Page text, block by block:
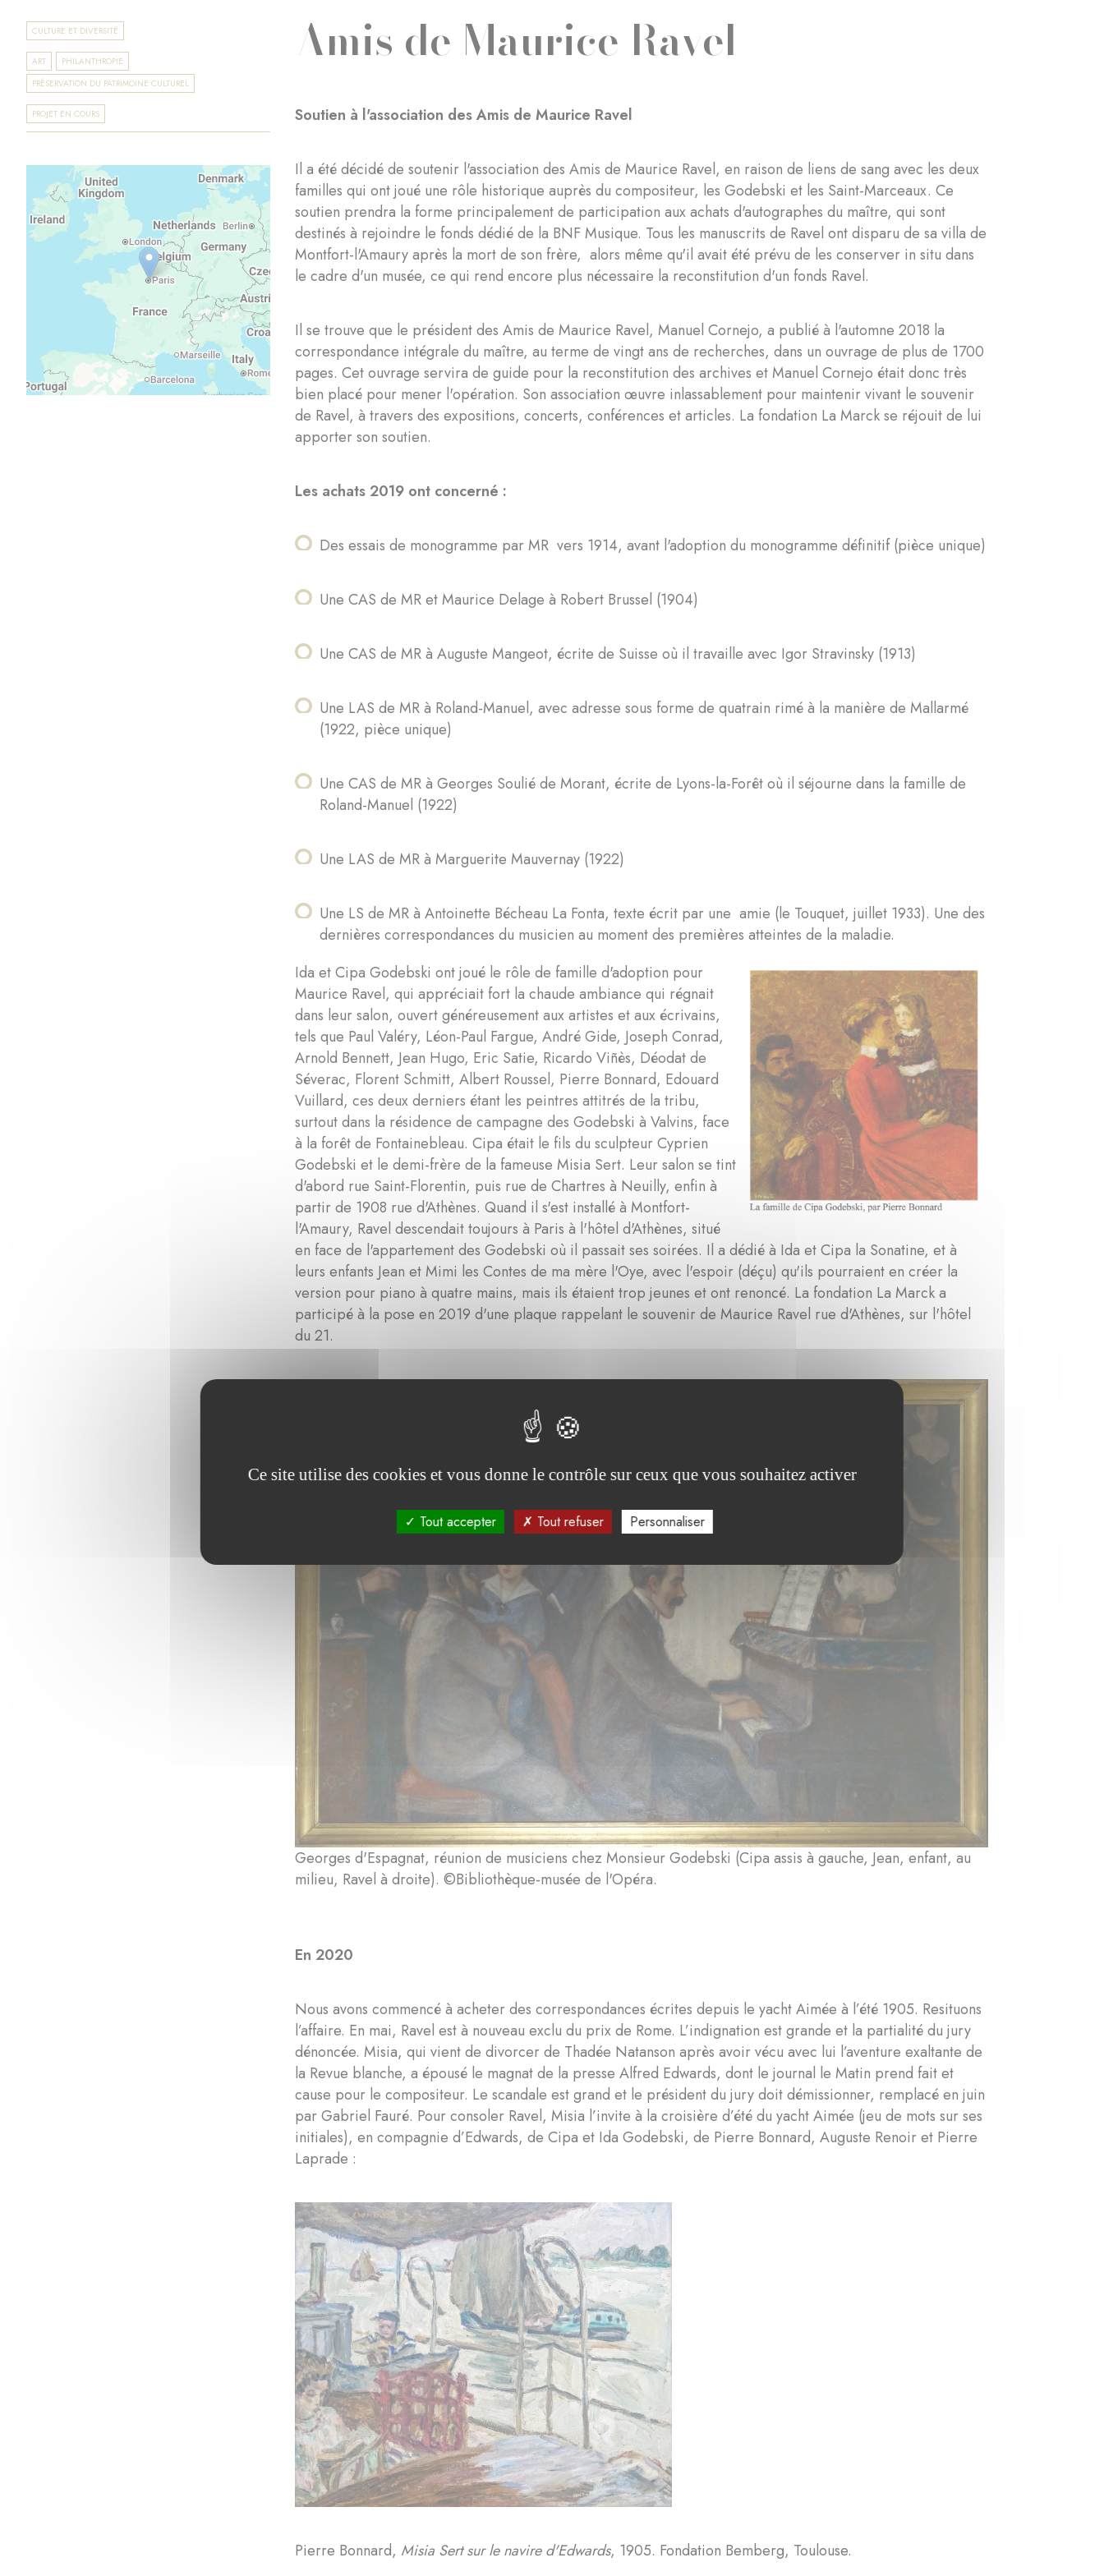
CULTURE ET DIVERSITÉ
ART
PHILANTHROPIE
PRÉSERVATION DU PATRIMOINE CULTUREL
PROJET EN COURS
Amis de Maurice Ravel
Soutien à l'association des Amis de Maurice Ravel
Il a été décidé de soutenir l'association des Amis de Maurice Ravel, en raison de liens de sang avec les deux
familles qui ont joué une rôle historique auprès du compositeur, les Godebski et les Saint-Marceaux. Ce
soutien prendra la forme principalement de participation aux achats d'autographes du maître, qui sont
destinés à rejoindre le fonds dédié de la BNF Musique. Tous les manuscrits de Ravel ont disparu de sa villa de
Montfort-l'Amaury après la mort de son frère, alors même qu'il avait été prévu de les conserver in situ dans
le cadre d'un musée, ce qui rend encore plus nécessaire la reconstitution d'un fonds Ravel.
Il se trouve que le président des Amis de Maurice Ravel, Manuel Cornejo, a publié à l'automne 2018 la
correspondance intégrale du maître, au terme de vingt ans de recherches, dans un ouvrage de plus de 1700
pages. Cet ouvrage servira de guide pour la reconstitution des archives et Manuel Cornejo était donc très
bien placé pour mener l'opération. Son association œuvre inlassablement pour maintenir vivant le souvenir
de Ravel, à travers des expositions, concerts, conférences et articles. La fondation La Marck se réjouit de lui
apporter son soutien.
Les achats 2019 ont concerné :
Des essais de monogramme par MR vers 1914, avant l'adoption du monogramme définitif (pièce unique)
Une CAS de MR et Maurice Delage à Robert Brussel (1904)
Une CAS de MR à Auguste Mangeot, écrite de Suisse où il travaille avec Igor Stravinsky (1913)
Une LAS de MR à Roland-Manuel, avec adresse sous forme de quatrain rimé à la manière de Mallarmé
(1922, pièce unique)
Une CAS de MR à Georges Soulié de Morant, écrite de Lyons-la-Forêt où il séjourne dans la famille de
Roland-Manuel (1922)
Une LAS de MR à Marguerite Mauvernay (1922)
Une LS de MR à Antoinette Bécheau La Fonta, texte écrit par une amie (le Touquet, juillet 1933). Une des
dernières correspondances du musicien au moment des premières atteintes de la maladie.
Ida et Cipa Godebski ont joué le rôle de famille d'adoption pour
Maurice Ravel, qui appréciait fort la chaude ambiance qui régnait
dans leur salon, ouvert généreusement aux artistes et aux écrivains,
tels que Paul Valéry, Léon-Paul Fargue, André Gide, Joseph Conrad,
Arnold Bennett, Jean Hugo, Eric Satie, Ricardo Viñès, Déodat de
Séverac, Florent Schmitt, Albert Roussel, Pierre Bonnard, Edouard
Vuillard, ces deux derniers étant les peintres attitrés de la tribu,
surtout dans la résidence de campagne des Godebski à Valvins, face
à la forêt de Fontainebleau. Cipa était le fils du sculpteur Cyprien
Godebski et le demi-frère de la fameuse Misia Sert. Leur salon se tint
d'abord rue Saint-Florentin, puis rue de Chartres à Neuilly, enfin à
partir de 1908 rue d'Athènes. Quand il s'est installé à Montfort-
l'Amaury, Ravel descendait toujours à Paris à l'hôtel d'Athènes, situé
en face de l'appartement des Godebski où il passait ses soirées. Il a dédié à Ida et Cipa la Sonatine, et à
leurs enfants Jean et Mimi les Contes de ma mère l'Oye, avec l'espoir (déçu) qu'ils pourraient en créer la
version pour piano à quatre mains, mais ils étaient trop jeunes et ont renoncé. La fondation La Marck a
participé à la pose en 2019 d'une plaque rappelant le souvenir de Maurice Ravel rue d'Athènes, sur l'hôtel
du 21.
Georges d'Espagnat, réunion de musiciens chez Monsieur Godebski (Cipa assis à gauche, Jean, enfant, au
milieu, Ravel à droite). ©Bibliothèque-musée de l'Opéra.
En 2020
Nous avons commencé à acheter des correspondances écrites depuis le yacht Aimée à l’été 1905. Resituons
l’affaire. En mai, Ravel est à nouveau exclu du prix de Rome. L’indignation est grande et la partialité du jury
dénoncée. Misia, qui vient de divorcer de Thadée Natanson après avoir vécu avec lui l’aventure exaltante de
la Revue blanche, a épousé le magnat de la presse Alfred Edwards, dont le journal le Matin prend fait et
cause pour le compositeur. Le scandale est grand et le président du jury doit démissionner, remplacé en juin
par Gabriel Fauré. Pour consoler Ravel, Misia l’invite à la croisière d’été du yacht Aimée (jeu de mots sur ses
initiales), en compagnie d’Edwards, de Cipa et Ida Godebski, de Pierre Bonnard, Auguste Renoir et Pierre
Laprade :
Pierre Bonnard, Misia Sert sur le navire d'Edwards, 1905. Fondation Bemberg, Toulouse.
Ce site utilise des cookies et vous donne le contrôle sur ceux que vous souhaitez activer
Tout accepter Tout refuser Personnaliser